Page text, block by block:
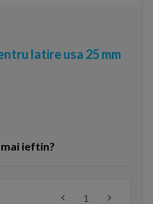
latire usa 25 mm
ieftin?